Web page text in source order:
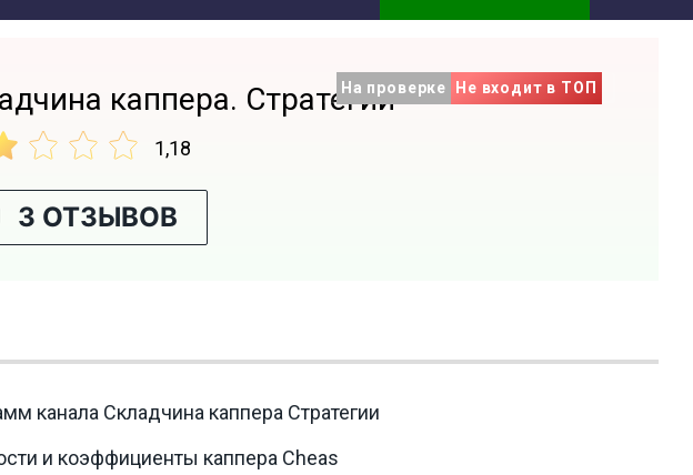
каппера. Стратегии
1,18
На проверке Не входит в ТОП
3 ОТЗЫВОВ
канала Складчина каппера Стратегии
и коэффициенты каппера Cheas